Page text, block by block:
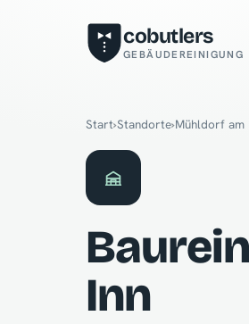
cobutlers
GEBÄUDEREINIGUNG
Start›Standorte›Mühldorf am
Inn